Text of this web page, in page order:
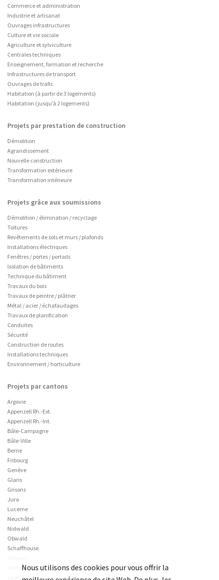
Commerce et administration
Industrie et artisanat
Ouvrages infrastructures
Culture et vie sociale
Agriculture et sylviculture
Centrales techniques
Enseignement, formation et recherche
Infrastructures de transport
Ouvrages de trafic
Habitation (à partir de 3 logements)
Habitation (jusqu’à 2 logements)
Projets par prestation de construction
Démolition
Agrandissement
Nouvelle construction
Transformation extérieure
Transformation intérieure
Projets grâce aux soumissions
Démolition / élimination / recyclage
Toitures
Revêtements de sols et murs / plafonds
Installations électriques
Fenêtres / portes / portails
Isolation de bâtiments
Technique du bâtiment
Travaux du bois
Travaux de peintre / plâtrier
Métal / acier / échafaudages
Travaux de planification
Conduites
Sécurité
Construction de routes
Installations techniques
Environnement / horticulture
Projets par cantons
Argovie
Appenzell Rh.-Ext.
Appenzell Rh.-Int.
Bâle-Campagne
Bâle-Ville
Berne
Fribourg
Genève
Glaris
Grisons
Jura
Lucerne
Neuchâtel
Nidwald
Obwald
Schaffhouse
Soleure
Saint-Gall
Nous utilisons des cookies pour vous offrir la